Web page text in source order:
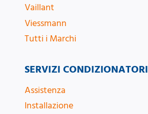
Vaillant
Viessmann
Tutti i Marchi
SERVIZI CONDIZIONATORI
Assistenza
Installazione